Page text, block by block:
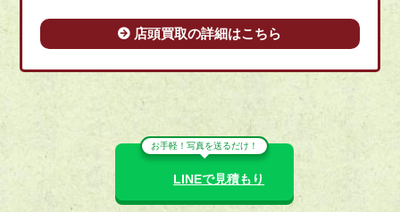
店頭買取の詳細はこちら
お手軽！写真を送るだけ！
LINEで見積もり